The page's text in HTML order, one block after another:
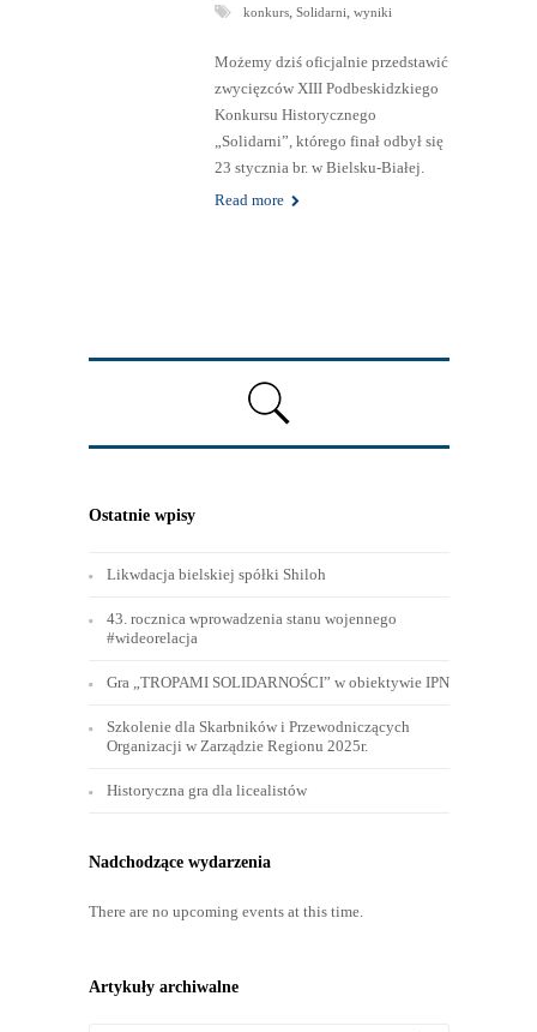
konkurs, Solidarni wyniki
Możemy dziś oficjalnie przedstawić
zwycięzców XIII Podbeskidzkiego
Konkursu Historycznego
„Solidarni”, którego finał odbył się
23 stycznia br. w Bielsku-Białej.
Read more
Ostatnie wpisy
Likwdacja bielskiej spółki Shiloh
43. rocznica wprowadzenia stanu wojennego
#wideorelacja
Gra „TROPAMI SOLIDARNOŚCI” w obiektywie IPN
Szkolenie dla Skarbników i Przewodniczących
Organizacji w Zarządzie Regionu 2025r.
Historyczna gra dla licealistów
Nadchodzące wydarzenia
There are no upcoming events at this time.
Artykuły archiwalne